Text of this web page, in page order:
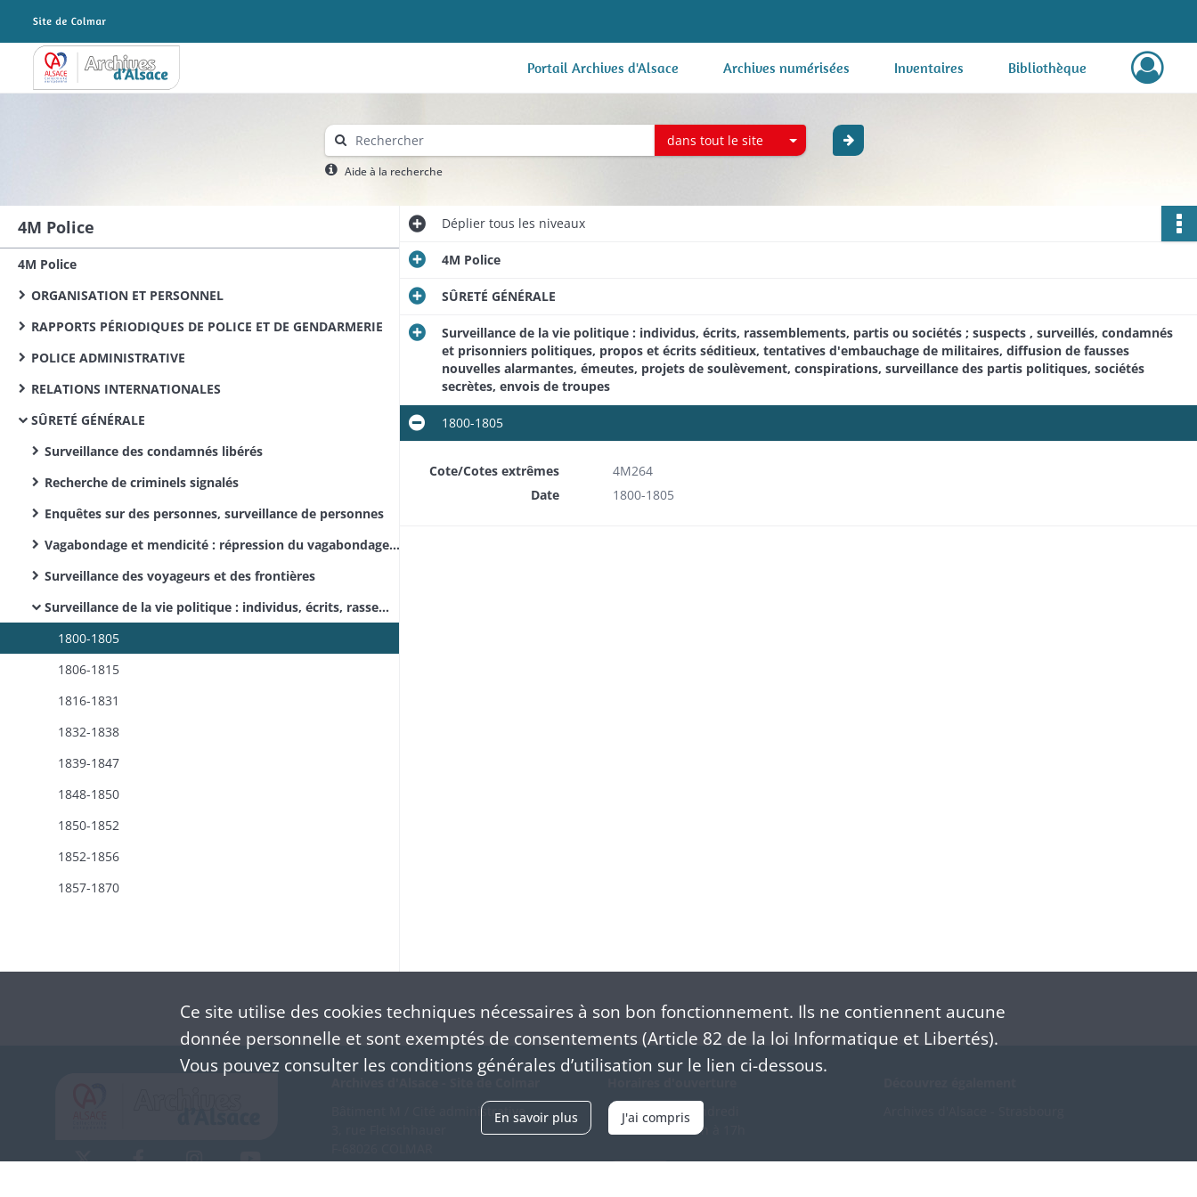
Archives Alsace - Colmar Portail Archives d'Alsace Archives numérisées Inventaires Bibliothèque
dans tout le site
Aide à la recherche
4M Police
4M Police
ORGANISATION ET PERSONNEL
RAPPORTS PÉRIODIQUES DE POLICE ET DE GENDARMERIE
POLICE ADMINISTRATIVE
RELATIONS INTERNATIONALES
SÛRETÉ GÉNÉRALE
Surveillance des condamnés libérés
Recherche de criminels signalés
Enquêtes sur des personnes, surveillance de personnes
Vagabondage et mendicité : répression du vagabondage et de la mendicité : réglementation, correspondance, arrestations de vagabonds
Surveillance des voyageurs et des frontières
Surveillance de la vie politique : individus, écrits, rassemblements, partis ou sociétés ; suspects , surveillés, condamnés et prisonniers politiques, propos et écrits séditieux, tentatives d'embauchage de militaires, diffusion de fausses nouvelles alarmantes, émeutes, projets de soulèvement, conspirations, surveillance des partis politiques, sociétés secrètes, envois de troupes
1800-1805
1806-1815
1816-1831
1832-1838
1839-1847
1848-1850
1850-1852
1852-1856
1857-1870
Dépliertous les niveaux
4M Police
SÛRETÉ GÉNÉRALE
Surveillance de la vie politique : individus, écrits, rassemblements, partis ou sociétés ; suspects , surveillés, condamnés
et prisonniers politiques, propos et écrits séditieux, tentatives d'embauchage de militaires, diffusion de fausses
nouvelles alarmantes, émeutes, projets de soulèvement, conspirations, surveillance des partis politiques, sociétés
secrètes, envois de troupes
1800-1805
Cote/Cotes extrêmes
4M264
Date
1800-1805
Bâtiment M / Cité administrative
(+33) 3 89 21 97 00
Du mardi au vendredi
en continu de 9h à 17h
Ce site utilise des cookiestechniques nécessaires à son bon fonctionnement. Ils ne contiennent aucune
donnée personnelle et sont exemptés de consentements (Article 82 de la loi Informatique et Libertés).
Vous pouvez consulter les conditions générales d’utilisation sur le lien ci-dessous.
En savoir plus J'ai compris